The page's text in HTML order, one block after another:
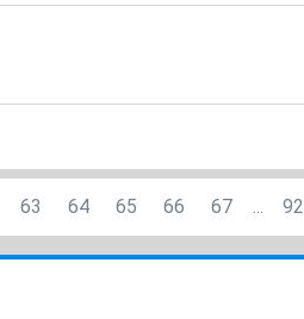
63 64 65 66 67 ... 92